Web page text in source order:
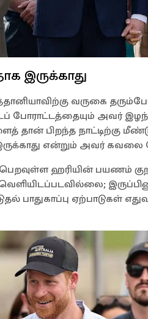
இருக்காது
வருகை
போராட்டத்தையும் அவர்
தான் பிறந்த நாட்டிற்கு
என்றும் அவர் கவலை
ஹரியின் பயணம்
வெளியிடப்படவில்லை;
பாதுகாப்பு ஏற்பாடுகள்